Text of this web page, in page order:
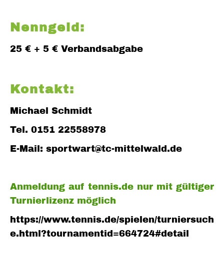
Nenngeld:
25 € + 5 € Verbandsabgabe
Kontakt:
Michael Schmidt
Tel. 0151 22558978
E-Mail: sportwart@tc-mittelwald.de
Anmeldung auf tennis.de nur mit gültiger
Turnierlizenz möglich
https://www.tennis.de/spielen/turniersuch
e.html?tournamentid=664724#detail